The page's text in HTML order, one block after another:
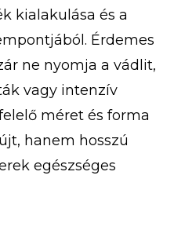
kialakulása és a
Érdemes
ne nyomja a vádlit,
vagy intenzív
méret és forma
hanem hosszú
egészséges